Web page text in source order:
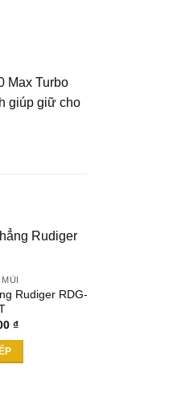
Max Turbo
giúp giữ cho
Add to
Rudiger RDG-
₫